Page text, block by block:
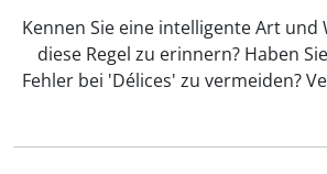
Kennen Sie eine intelligente Art und
diese Regel zu erinnern? Haben
Fehler bei 'Délices' zu vermeiden?